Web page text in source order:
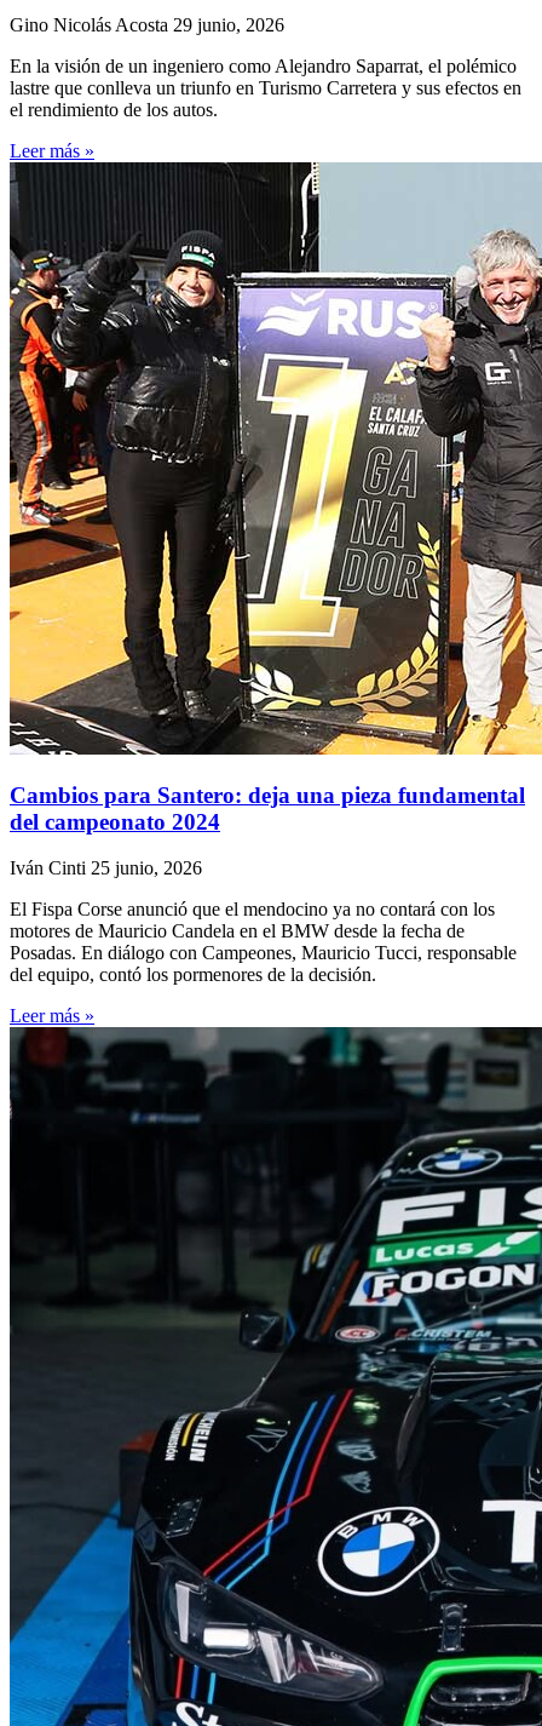
Gino Nicolás Acosta 29 junio, 2026
En la visión de un ingeniero como Alejandro Saparrat, el polémico
lastre que conlleva un triunfo en Turismo Carretera y sus efectos en
el rendimiento de los autos.
Leer más »
Cambios para Santero: deja una pieza fundamental
del campeonato 2024
Iván Cinti 25 junio, 2026
El Fispa Corse anunció que el mendocino ya no contará con los
motores de Mauricio Candela en el BMW desde la fecha de
Posadas. En diálogo con Campeones, Mauricio Tucci, responsable
del equipo, contó los pormenores de la decisión.
Leer más »